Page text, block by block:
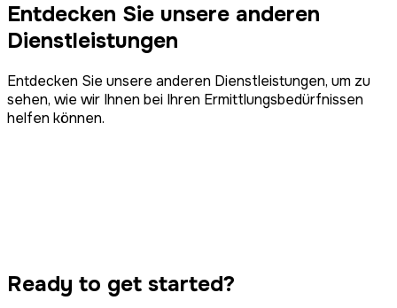
Entdecken Sie unsere anderen
Dienstleistungen
Entdecken Sie unsere anderen Dienstleistungen, um zu
sehen, wie wir Ihnen bei Ihren Ermittlungsbedürfnissen
helfen können.
Kollektivklage
Computer-Forense
Ready to get started?